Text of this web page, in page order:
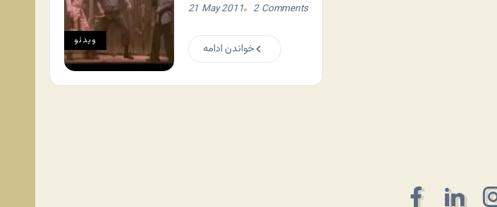
ویدئو
21 May 2011 2 Comments
خواندن ادامه